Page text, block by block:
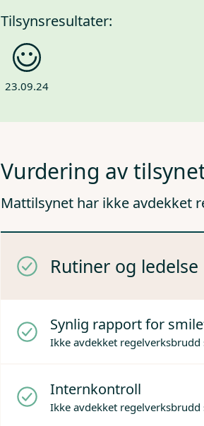
Tilsynsresultater:
23.09.24
Vurdering av
Mattilsynet har ikke avdekket
Rutiner og ledelse
Synlig rapport for
Ikke avdekket
Internkontroll
Ikke avdekket